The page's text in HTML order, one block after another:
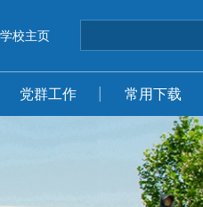
学校主页
党群工作 常用下载